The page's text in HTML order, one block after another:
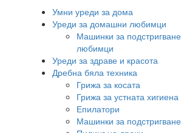
Умни уреди за дома
Уреди за домашни любимци
Машинки за
любимци
Уреди за здраве и красота
Дребна бяла техника
Грижа за косата
Грижа за устната хигиена
Епилатори
Машинки за подстригване